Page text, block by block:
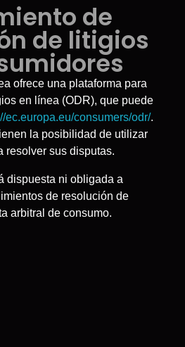
de
de litigios
ofrece una plataforma para
en línea (ODR), que puede
ec.europa.eu/consumers/odr/.
la posibilidad de utilizar
resolver sus disputas.
dispuesta ni obligada a
de resolución de
arbitral de consumo.